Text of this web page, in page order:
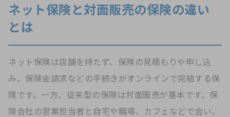
ネット保険と対面販売の保険の違い
とは
ネット保険は店舗を持たず、保険の見積もりや申し込
み、保険金請求などの手続きがオンラインで完結する保
険です。一方、従来型の保険は対面販売が基本です。保
険会社の営業担当者と自宅や職場、カフェなどで会い、